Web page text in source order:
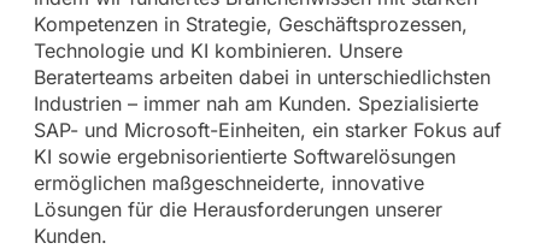
Kompetenzen in Strategie, Geschäftsprozessen,
Technologie und KI kombinieren. Unsere
Beraterteams arbeiten dabei in unterschiedlichsten
Industrien – immer nah am Kunden. Spezialisierte
SAP- und Microsoft-Einheiten, ein starker Fokus auf
KI sowie ergebnisorientierte Softwarelösungen
ermöglichen maßgeschneiderte, innovative
Lösungen für die Herausforderungen unserer
Kunden.